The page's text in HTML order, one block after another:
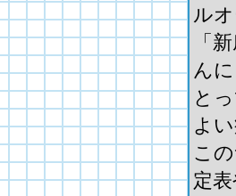
ル
「
ん
と
よ
こ
定